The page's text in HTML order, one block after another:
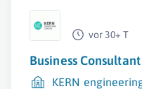
vor 30+ T
Business
KERN